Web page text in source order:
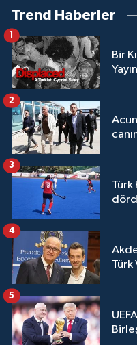
Trend Haberler
Bir
2
Türk
3
Türk
4
5